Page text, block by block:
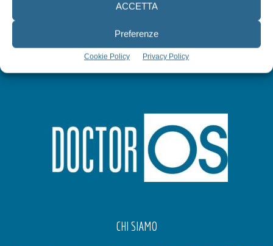
ACCETTA
Preferenze
Cookie Policy Privacy Policy
CHI SIAMO